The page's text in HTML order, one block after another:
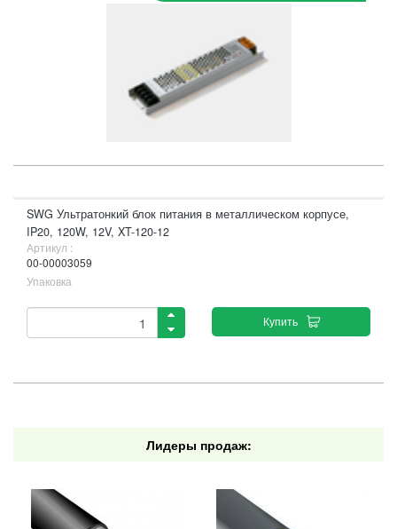
SWG Ультратонкий блок питания в металлическом корпусе,
IP20, 120W, 12V, XT-120-12
Артикул :
00-00003059
Упаковка
Купить
Лидеры продаж: